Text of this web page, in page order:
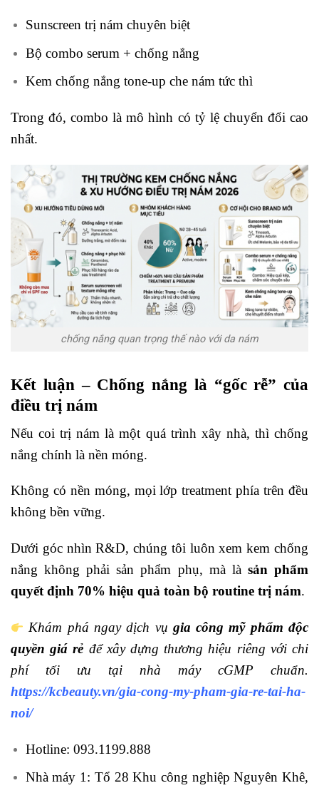
Sunscreen trị nám chuyên biệt
Bộ combo serum + chống nắng
Kem chống nắng tone-up che nám tức thì
Trong đó, combo là mô hình có tỷ lệ chuyển đổi cao
nhất.
chống nắng quan trọng thế nào với da nám
Kết luận – Chống nắng là “gốc rễ” của
điều trị nám
Nếu coi trị nám là một quá trình xây nhà, thì chống
nắng chính là nền móng.
Không có nền móng, mọi lớp treatment phía trên đều
không bền vững.
Dưới góc nhìn R&D, chúng tôi luôn xem kem chống
nắng không phải sản phẩm phụ, mà là sản phẩm
quyết định 70% hiệu quả toàn bộ routine trị nám.
Khám phá ngay dịch vụ gia công mỹ phẩm độc
quyền giá rẻ để xây dựng thương hiệu riêng với chi
phí tối ưu tại nhà máy cGMP chuẩn.
https://kcbeauty.vn/gia-cong-my-pham-gia-re-tai-ha-
noi/
Hotline: 093.1199.888
Nhà máy 1: Tổ 28 Khu công nghiệp Nguyên Khê,